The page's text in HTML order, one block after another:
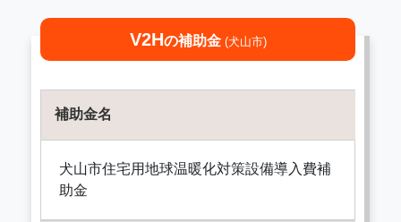
V2Hの補助金 (犬山市)
補助金名
犬山市住宅用地球温暖化対策設備導入費補
助金